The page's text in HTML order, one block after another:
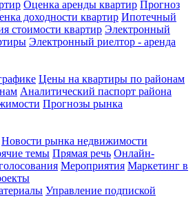
Оценка аренды квартир Прогноз
доходности квартир Ипотечный
стоимости квартир Электронный
Электронный риелтор - аренда
Цены на квартиры по районам
Аналитический паспорт района
Прогнозы рынка
Новости рынка недвижимости
темы Прямая речь Онлайн-
Мероприятия Маркетинг в
Управление подпиской